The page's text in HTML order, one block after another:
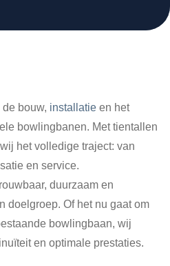
bouw, installatie en het
bowlingbanen. Met tientallen
het volledige traject: van
en service.
duurzaam en
doelgroep. Of het nu gaat om
bowlingbaan, wij
en optimale prestaties.